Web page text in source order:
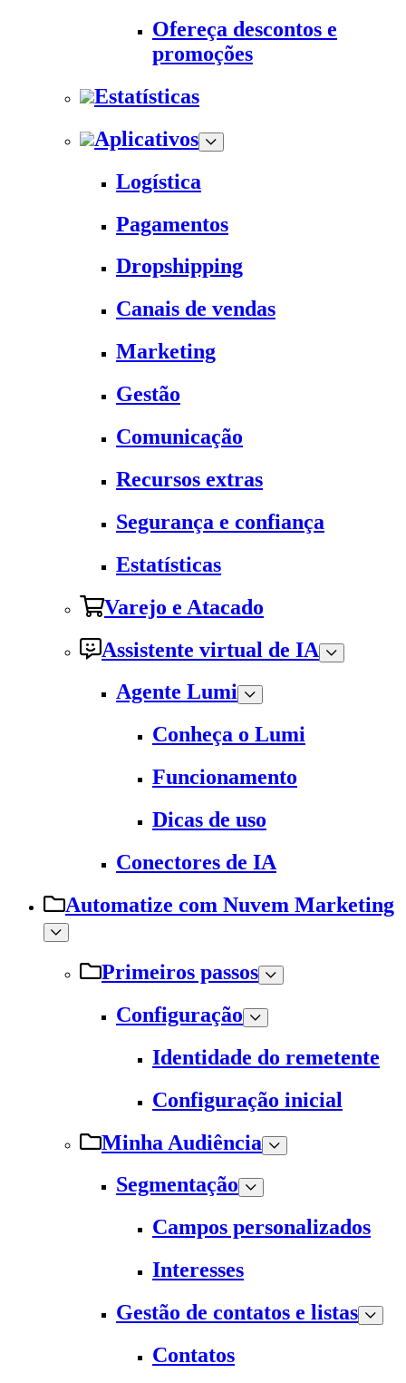
Ofereça descontos e
promoções
Estatísticas
Aplicativos
Logística
Pagamentos
Dropshipping
Canais de vendas
Marketing
Gestão
Comunicação
Recursos extras
Segurança e confiança
Estatísticas
Varejo e Atacado
Assistente virtual de IA
Agente Lumi
Conheça o Lumi
Funcionamento
Dicas de uso
Conectores de IA
Automatize com Nuvem Marketing
Primeiros passos
Configuração
Identidade do remetente
Configuração inicial
Minha Audiência
Segmentação
Campos personalizados
Interesses
Gestão de contatos e listas
Contatos